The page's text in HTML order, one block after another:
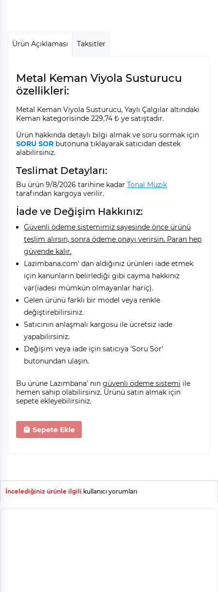
Ürün Açıklaması Taksitler
Metal Keman Viyola Susturucu
özellikleri:
Metal Keman Viyola Susturucu, Yaylı Çalgılar altındaki
Keman kategorisinde 229,74 ₺ ye satıştadır.
Ürün hakkında detaylı bilgi almak ve soru sormak için
SORU SOR butonuna tıklayarak satıcıdan destek
alabilirsiniz.
Teslimat Detayları:
Bu ürün 9/8/2026 tarihine kadar Tonal Müzik
tarafından kargoya verilir.
İade ve Değişim Hakkınız:
Güvenli ödeme sistemimiz sayesinde önce ürünü
teslim alırsın, sonra ödeme onayı verirsin. Paran hep
güvende kalır.
Lazimbana.com' dan aldığınız ürünleri iade etmek
için kanunların belirlediği gibi cayma hakkınız
var(iadesi mümkün olmayanlar hariç).
Gelen ürünü farklı bir model veya renkle
değiştirebilirsiniz.
Satıcının anlaşmalı kargosu ile ücretsiz iade
yapabilirsiniz.
Değişim veya iade için satıcıya 'Soru Sor'
butonundan ulaşın.
Bu ürüne Lazımbana' nın güvenli ödeme sistemi ile
hemen sahip olabilirsiniz. Ürünü satın almak için
sepete ekleyebilirsiniz.
Sepete Ekle
İncelediğiniz ürünle ilgili kullanıcı yorumları